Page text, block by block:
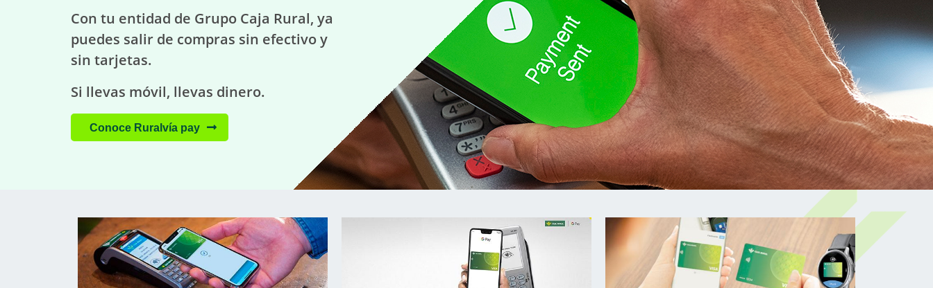
Con tu entidad de Grupo Caja Rural, ya
puedes salir de compras sin efectivo y
sin tarjetas.
Si llevas móvil, llevas dinero.
Conoce Ruralvía pay